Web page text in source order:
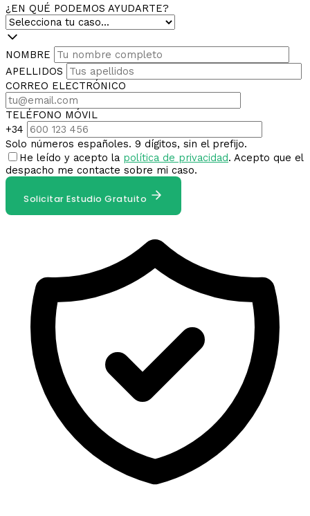
¿EN QUÉ PODEMOS AYUDARTE?
NOMBRE
APELLIDOS
CORREO ELECTRÓNICO
TELÉFONO MÓVIL
+34
Solo números españoles. 9 dígitos, sin el prefijo.
He leído y acepto la política de privacidad. Acepto que el
despacho me contacte sobre mi caso.
Solicitar Estudio Gratuito